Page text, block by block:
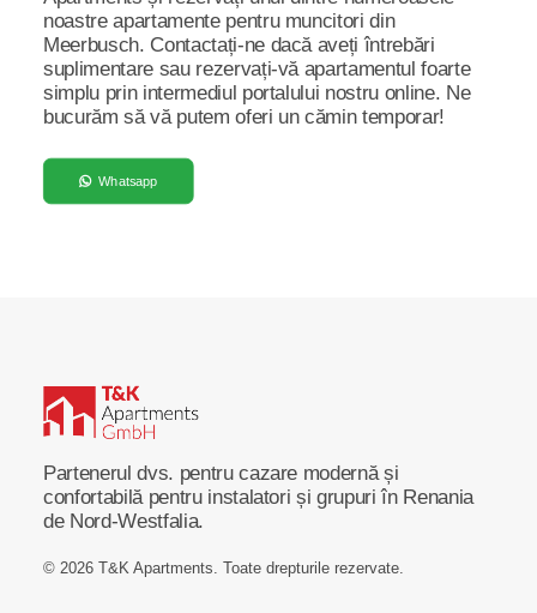
noastre apartamente pentru muncitori din
Meerbusch. Contactați-ne dacă aveți întrebări
suplimentare sau rezervați-vă apartamentul foarte
simplu prin intermediul portalului nostru online. Ne
bucurăm să vă putem oferi un cămin temporar!
Whatsapp
Partenerul dvs. pentru cazare modernă și
confortabilă pentru instalatori și grupuri în Renania
de Nord-Westfalia.
© 2026 T&K Apartments. Toate drepturile rezervate.